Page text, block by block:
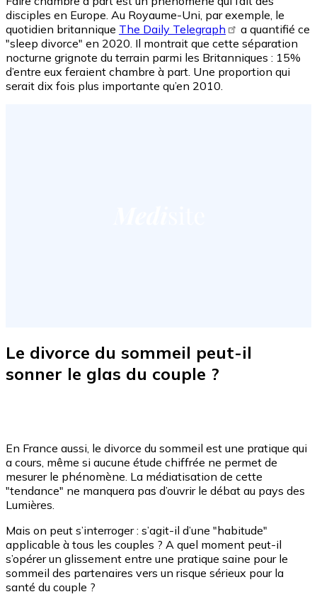
disciples en Europe. Au Royaume-Uni, par exemple, le
quotidien britannique The Daily Telegraph
a quantifié ce
"sleep divorce" en 2020. Il montrait que cette séparation
nocturne grignote du terrain parmi les Britanniques : 15%
d’entre eux feraient chambre à part. Une proportion qui
serait dix fois plus importante qu’en 2010.
Le divorce du sommeil peut-il
sonner le glas du couple ?
En France aussi, le divorce du sommeil est une pratique qui
a cours, même si aucune étude chiffrée ne permet de
mesurer le phénomène. La médiatisation de cette
"tendance" ne manquera pas d’ouvrir le débat au pays des
Lumières.
Mais on peut s’interroger : s’agit-il d’une "habitude"
applicable à tous les couples ? A quel moment peut-il
s’opérer un glissement entre une pratique saine pour le
sommeil des partenaires vers un risque sérieux pour la
santé du couple ?